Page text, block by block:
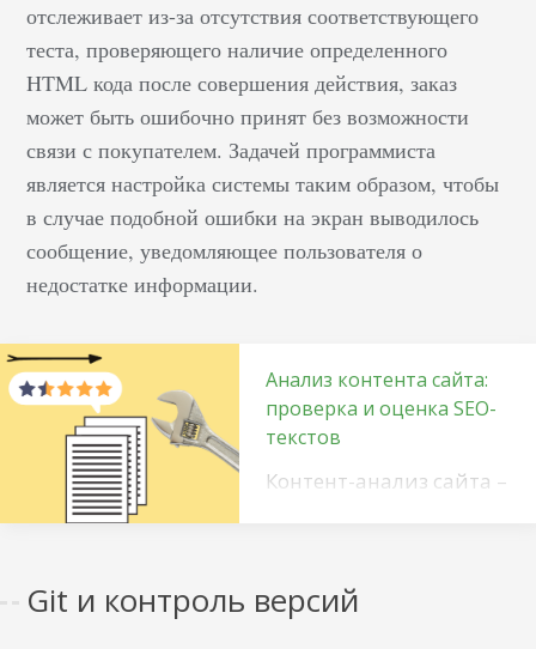
отслеживает из-за отсутствия соответствующего
теста, проверяющего наличие определенного
HTML кода после совершения действия, заказ
может быть ошибочно принят без возможности
связи с покупателем. Задачей программиста
является настройка системы таким образом, чтобы
в случае подобной ошибки на экран выводилось
сообщение, уведомляющее пользователя о
недостатке информации.
Анализ контента сайта:
проверка и оценка SEO-
текстов
Контент-анализ сайта –
материалов,
Git и контроль версий